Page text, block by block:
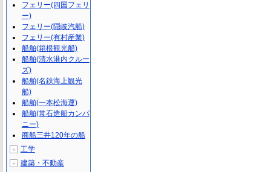
フェリー(四国フェリ
ー)
フェリー(隠岐汽船)
フェリー(有村産業)
船舶(箱根観光船)
船舶(清水港内クルー
ズ)
船舶(名鉄海上観光
船)
船舶(一本松海運)
船舶(常石造船カンパ
ニー)
商船三井120年の船
＋ 工学
＋ 建築・不動産